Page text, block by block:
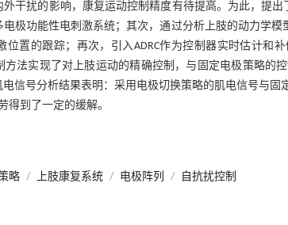
干扰的影响，康复运动控制精度有待提高。为此，提出
极功能性电刺激系统；其次，通过分析上肢的动力学
位置的跟踪；再次，引入ADRC作为控制器实时估计和
法实现了对上肢运动的精确控制，与固定电极策略的
电信号分析结果表明：采用电极切换策略的肌电信号与
得到了一定的缓解。
略 / 上肢康复系统 / 电极阵列 / 自抗扰控制